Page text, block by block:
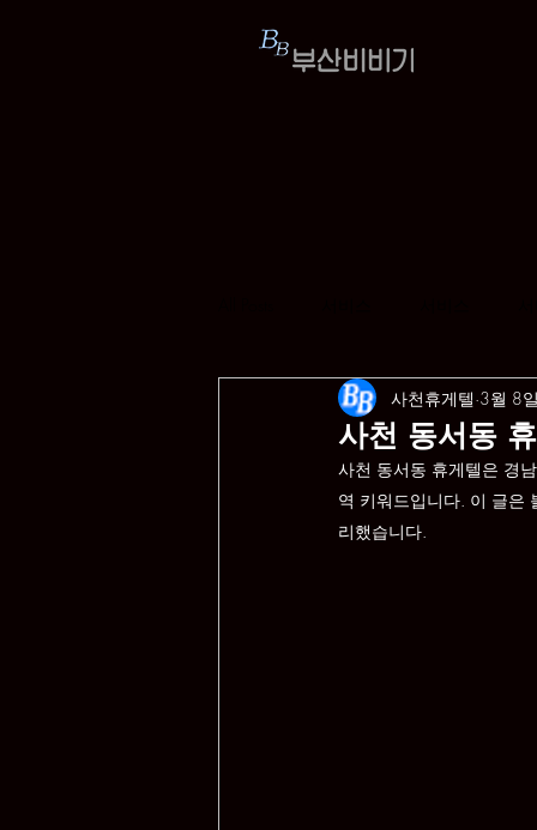
사천 동서동
사천휴게텔 3월 8
사천 동서동 휴게텔은 경
역 키워드입니다. 이 글은
리했습니다.